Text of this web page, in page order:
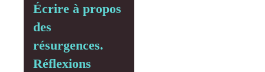
Écrire à propos
des
résurgences.
Réflexions